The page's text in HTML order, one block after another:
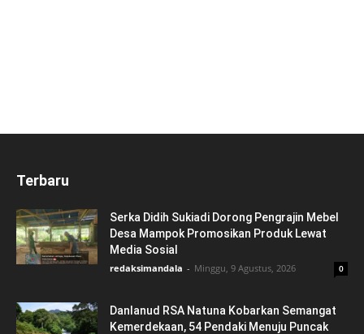
Terbaru
Serka Didih Sukiadi Dorong Pengrajin Mebel
Desa Mampok Promosikan Produk Lewat
Media Sosial
redaksimandala - Minggu, 9 Agustus, 2026 0
Danlanud RSA Natuna Kobarkan Semangat
Kemerdekaan, 54 Pendaki Menuju Puncak